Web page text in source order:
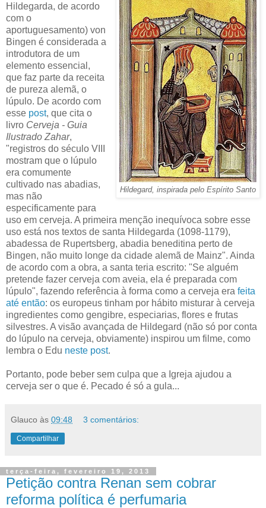
Hildegard, inspirada pelo Espírito Santo
Hildegarda, de acordo
com o
aportuguesamento) von
Bingen é considerada a
introdutora de um
elemento essencial,
que faz parte da receita
de pureza alemã, o
lúpulo. De acordo com
esse post, que cita o
livro Cerveja - Guia
Ilustrado Zahar,
"registros do século VIII
mostram que o lúpulo
era comumente
cultivado nas abadias,
mas não
especificamente para
uso em cerveja. A primeira menção inequívoca sobre esse
uso está nos textos de santa Hildegarda (1098-1179),
abadessa de Rupertsberg, abadia beneditina perto de
Bingen, não muito longe da cidade alemã de Mainz". Ainda
de acordo com a obra, a santa teria escrito: "Se alguém
pretende fazer cerveja com aveia, ela é preparada com
lúpulo", fazendo referência à forma como a cerveja era feita
até então: os europeus tinham por hábito misturar à cerveja
ingredientes como gengibre, especiarias, flores e frutas
silvestres. A visão avançada de Hildegard (não só por conta
do lúpulo na cerveja, obviamente) inspirou um filme, como
lembra o Edu neste post.
Portanto, pode beber sem culpa que a Igreja ajudou a
cerveja ser o que é. Pecado é só a gula...
Glauco às 09:48 3 comentários:
Compartilhar
terça-feira, fevereiro 19, 2013
Petição contra Renan sem cobrar
reforma política é perfumaria